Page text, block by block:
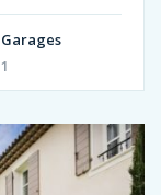
Garages
1